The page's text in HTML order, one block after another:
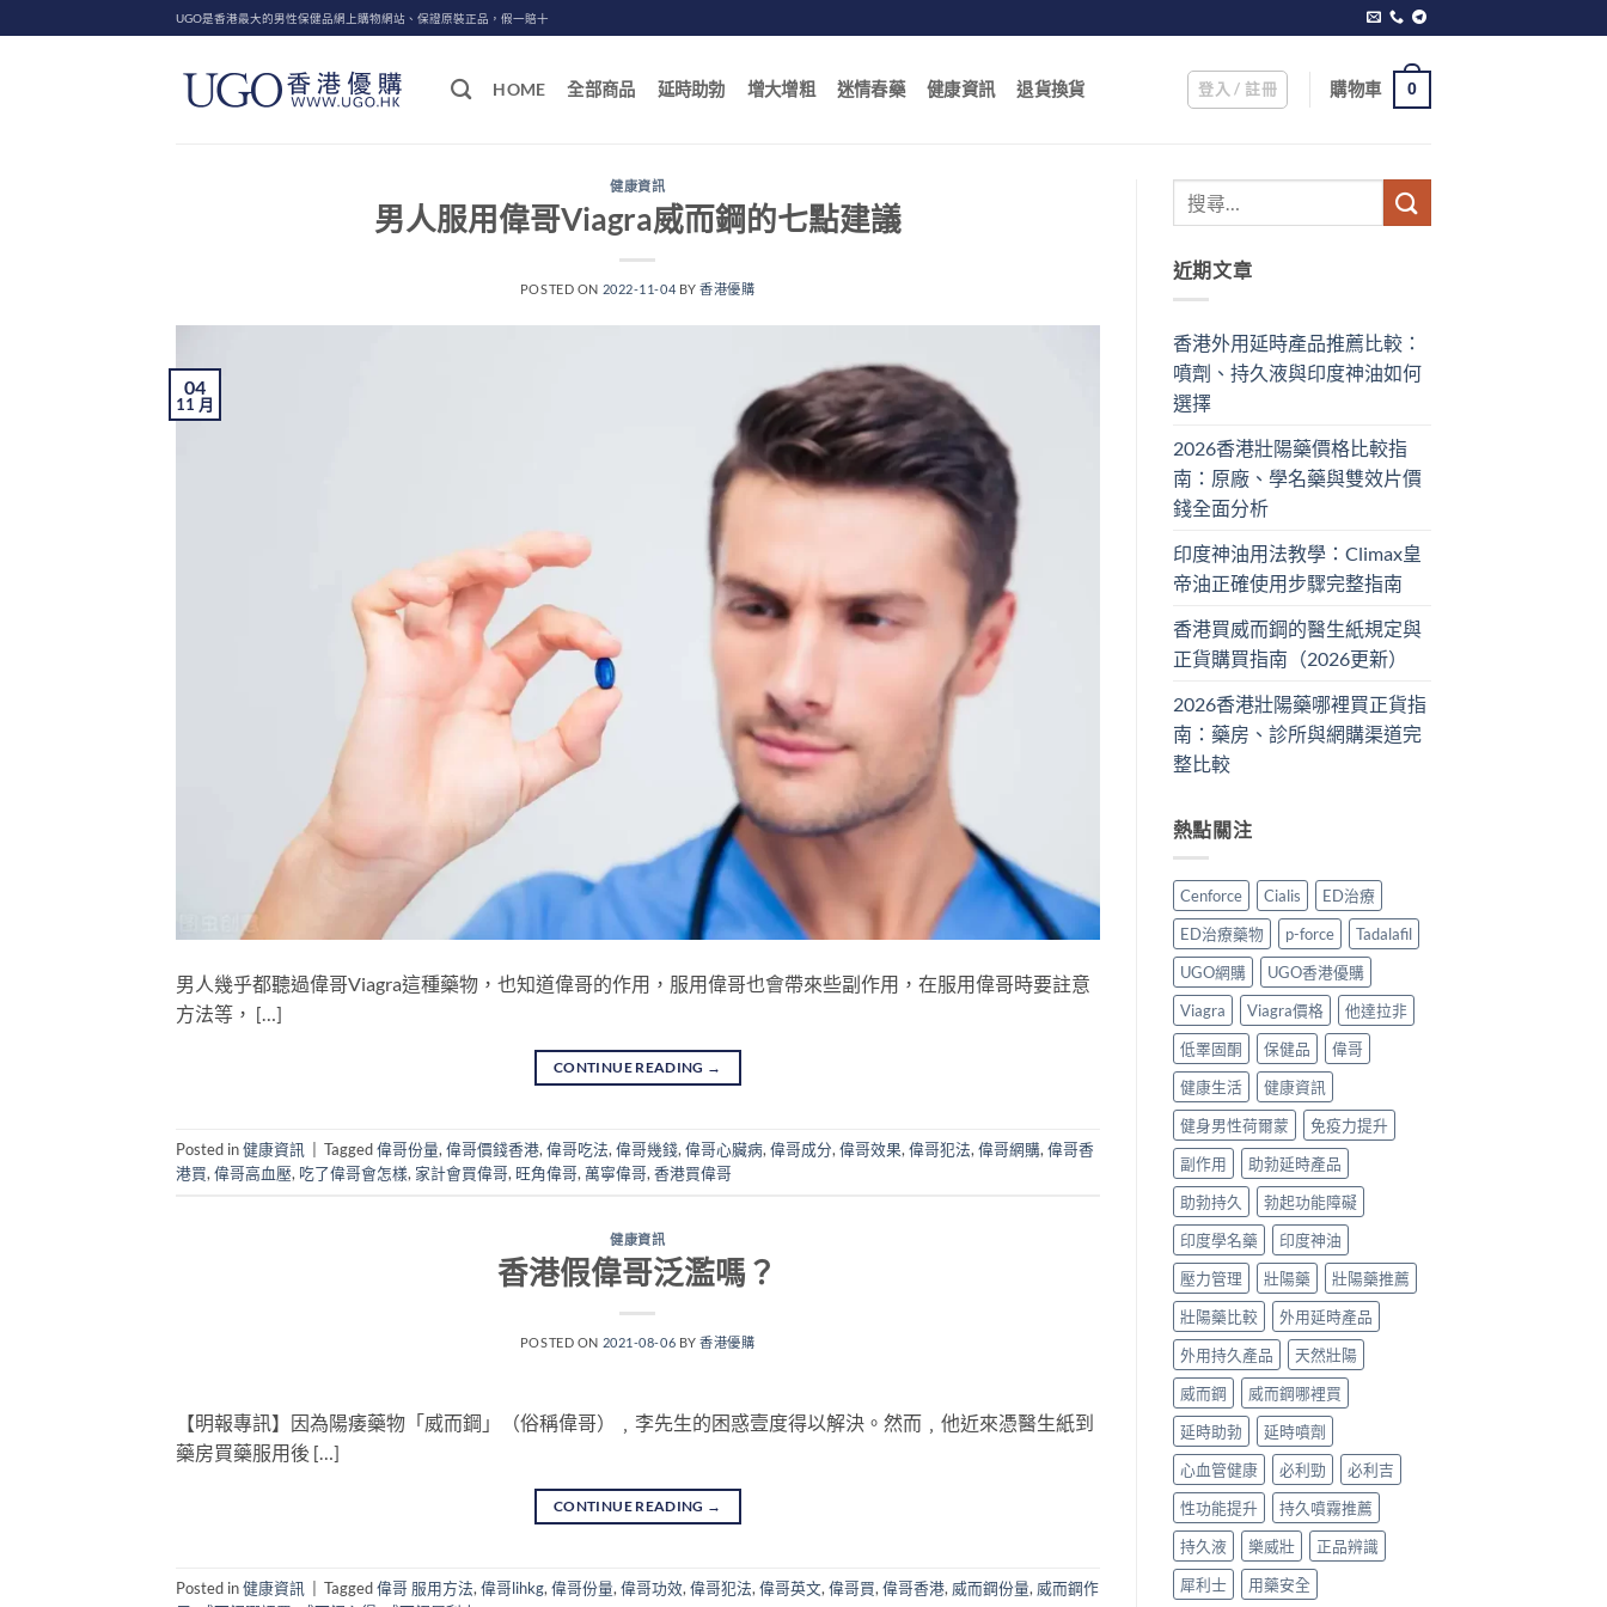
to
UGO是香港最大的男性保健品網上購物網站、保證原裝正品，假一賠十
HOME 全部商品 延時助勃 增大增粗 迷情春藥 健康資訊 退貨換貨 登入 / 註冊 購物車 0
健康資訊
男人服用偉哥Viagra威而鋼的七點建議
POSTED ON 2022-11-04 BY香港優購
04
11 月
男人幾乎都聽過偉哥Viagra這種藥物，也知道偉哥的作用，服用偉哥也會帶來些副作用，在服用偉哥時要註意
方法等， […]
CONTINUE READING →
Posted in健康資訊 Tagged偉哥份量,偉哥價錢香港,偉哥吃法,偉哥幾錢,偉哥心臟病,偉哥成分,偉哥效果,偉哥犯法,偉哥網購,偉哥香
港買,偉哥高血壓, 吃了偉哥會怎樣, 家計會買偉哥, 旺角偉哥,萬寧偉哥,香港買偉哥
健康資訊
香港假偉哥泛濫嗎？
POSTED ON 2021-08-06 BY香港優購
【明報專訊】因為陽痿藥物「威而鋼」（俗稱偉哥）﹐李先生的困惑壹度得以解決。然而﹐他近來憑醫生紙到
藥房買藥服用後 […]
CONTINUE READING →
Posted in健康資訊 Tagged偉哥 服用方法, 偉哥lihkg, 偉哥份量, 偉哥功效, 偉哥犯法, 偉哥英文, 偉哥買, 偉哥香港, 威而鋼份量, 威而鋼作
近期文章
香港外用延時產品推薦比較：
噴劑、持久液與印度神油如何
選擇
2026香港壯陽藥價格比較指
南：原廠、學名藥與雙效片價
錢全面分析
印度神油用法教學：Climax皇
帝油正確使用步驟完整指南
香港買威而鋼的醫生紙規定與
正貨購買指南（2026更新）
2026香港壯陽藥哪裡買正貨指
南：藥房、診所與網購渠道完
整比較
熱點關注
Cenforce Cialis
ED治療
ED治療藥物
p-force
Tadalafil
UGO網購
UGO香港優購
Viagra
Viagra價格
他達拉非
低睪固酮
保健品
偉哥
健康生活
健康資訊
健身男性荷爾蒙
免疫力提升
副作用
助勃延時產品
助勃持久
勃起功能障礙
印度學名藥
印度神油
壓力管理
壯陽藥
壯陽藥推薦
壯陽藥比較
外用延時產品
外用持久產品
天然壯陽
威而鋼
威而鋼哪裡買
延時助勃
延時噴劑
心血管健康
必利勁
必利吉
性功能提升
持久噴霧推薦
持久液
樂威壯
正品辨識
犀利士
用藥安全